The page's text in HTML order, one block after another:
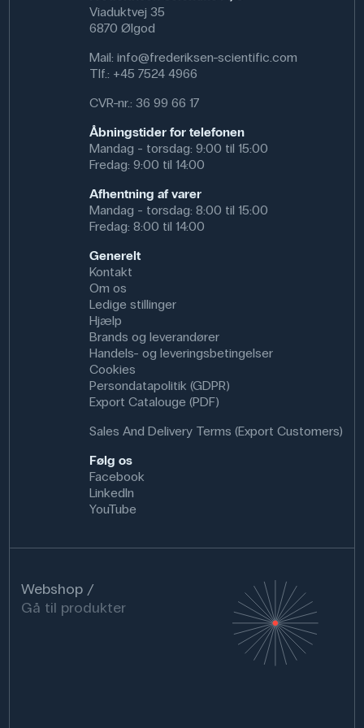
anvendes i projekter om økosystemer, forurening,
vandrensning og biodiversitet. Uden for skolen kan de
landbrug og byggeri, hvor der er behov for vandtæt
beklædning under arbejdet.
Specifikationer
Størrelse USR: 46
Materiale: Plastbelagt polyester
Viaduktvej 35
6870 Ølgod
Mail: info@frederiksen-scientific.com
Tlf.: +45 7524 4966
CVR-nr.: 36 99 66 17
Åbningstider for telefonen
Mandag - torsdag: 9:00 til 15:00
Fredag: 9:00 til 14:00
Afhentning af varer
Mandag - torsdag: 8:00 til 15:00
Fredag: 8:00 til 14:00
Generelt
Kontakt
Om os
Ledige stillinger
Hjælp
Brands og leverandører
Handels- og leveringsbetingelser
Cookies
Persondatapolitik (GDPR)
Export Catalouge (PDF)
Sales And Delivery Terms (Export Customers)
Følg os
Facebook
LinkedIn
YouTube
Webshop
Gå til produkter